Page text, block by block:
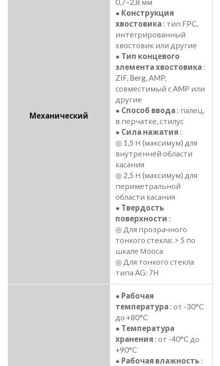
Механический
0,7–2,8 мм
● Конструкция
хвостовика : тип FPC,
интегрированный
хвостовик или другие
● Тип концевого
элемента хвостовика :
ZIF, Berg, AMP,
совместимый с AMP или
другие
● Способ ввода : палец,
в перчатке, стилус
● Сила нажатия :
◎ 1,5 Н (максимум) для
внутренней области
касания
◎ 2,5 Н (максимум) для
периметральной
области касания
● Твердость
поверхности :
◎ Для прозрачного
тонкого стекла: > 5 по
шкале Мооса
◎ Для тонкого стекла
типа AG: 7H
● Рабочая
температура : от -30°C
до +80°C
● Температура
хранения : от -40°C до
+90°C
● Рабочая влажность :